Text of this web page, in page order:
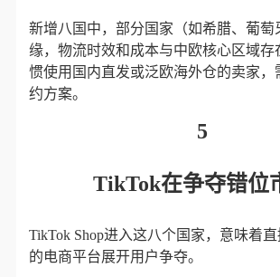
新增八国中，部分国家（如希腊、葡萄
缘，物流时效和成本与中欧核心区域存
惯使用国内直发或泛欧海外仓的卖家，
约方案。
5
TikTok在争夺错位
TikTok Shop进入这八个国家，意味着
的电商平台展开用户争夺。